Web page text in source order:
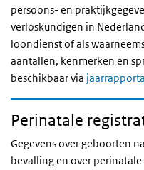
persoons- en
verloskundigen in
loondienst of als
aantallen, kenmerken en
beschikbaar via
Perinatale
Gegevens over geboorten
bevalling en over